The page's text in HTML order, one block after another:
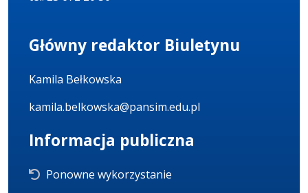
Główny redaktor Biuletynu
Kamila Bełkowska
kamila.belkowska@pansim.edu.pl
Informacja publiczna
Ponowne wykorzystanie